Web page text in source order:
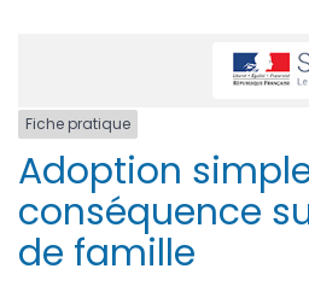
Fiche pratique
Adoption
conséquence
de famille